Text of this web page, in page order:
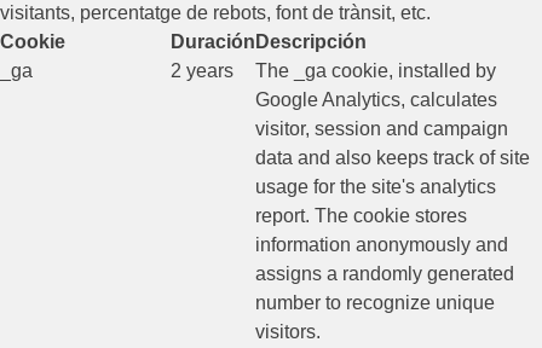
visitants, percentatge de rebots, font de trànsit, etc.
Cookie
Duración Descripción
_ga
2 years
The _ga cookie, installed by
Google Analytics, calculates
visitor, session and campaign
data and also keeps track of site
usage for the site's analytics
report. The cookie stores
information anonymously and
assigns a randomly generated
number to recognize unique
visitors.